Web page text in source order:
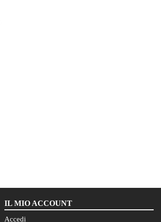
IL MIO ACCOUNT
Accedi